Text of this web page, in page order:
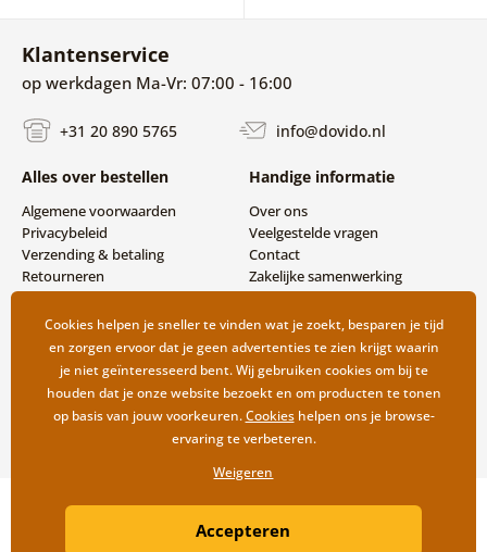
Klantenservice
op werkdagen Ma-Vr: 07:00 - 16:00
+31 20 890 5765 info@dovido.nl
Alles over bestellen
Algemene voorwaarden
Privacybeleid
Verzending & betaling
Retourneren
Handige informatie
Over ons
Veelgestelde vragen
Contact
Zakelijke samenwerking
Copyright ©2019 © Dovido.nl.
Litvanyi.sk| Webshop ontwikkeld door
Cookies helpen je sneller te vinden wat je zoekt, besparen je tijd
en zorgen ervoor dat je geen advertenties te zien krijgt waarin
je niet geïnteresseerd bent. Wij gebruiken cookies om bij te
houden dat je onze website bezoekt en om producten te tonen
op basis van jouw voorkeuren.Cookieshelpen ons je browse-
ervaring te verbeteren.
Weigeren
Accepteren